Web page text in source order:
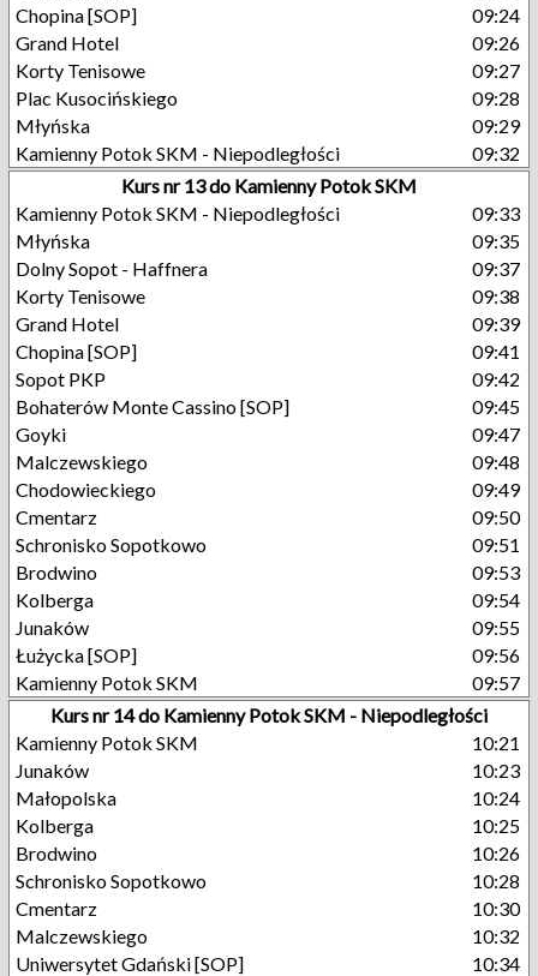
Chopina [SOP]
09:24
Grand Hotel
09:26
Korty Tenisowe
09:27
Plac Kusocińskiego
09:28
Młyńska
09:29
Kamienny Potok SKM - Niepodległości
09:32
Kurs nr 13 do Kamienny Potok SKM
Kamienny Potok SKM - Niepodległości
09:33
Młyńska
09:35
Dolny Sopot - Haffnera
09:37
Korty Tenisowe
09:38
Grand Hotel
09:39
Chopina [SOP]
09:41
Sopot PKP
09:42
Bohaterów Monte Cassino [SOP]
09:45
Goyki
09:47
Malczewskiego
09:48
Chodowieckiego
09:49
Cmentarz
09:50
Schronisko Sopotkowo
09:51
Brodwino
09:53
Kolberga
09:54
Junaków
09:55
Łużycka [SOP]
09:56
Kamienny Potok SKM
09:57
Kurs nr 14 do Kamienny Potok SKM - Niepodległości
Kamienny Potok SKM
10:21
Junaków
10:23
Małopolska
10:24
Kolberga
10:25
Brodwino
10:26
Schronisko Sopotkowo
10:28
Cmentarz
10:30
Malczewskiego
10:32
Uniwersytet Gdański [SOP]
10:34